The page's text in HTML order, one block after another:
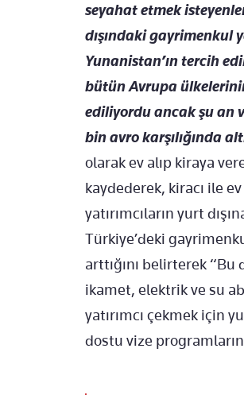
seyahat etmek
dışındaki gayrimenkul
Yunanistan’ın tercih
bütün Avrupa
ediliyordu ancak şu an
bin avro karşılığında
olarak ev alıp kiraya
kaydederek, kiracı ile
yatırımcıların yurt
Türkiye’deki
arttığını belirterek “Bu
ikamet, elektrik ve su
yatırımcı çekmek için
dostu vize